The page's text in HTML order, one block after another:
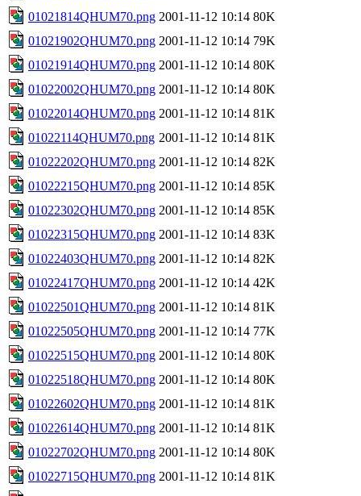
01021814QHUM70.png 2001-11-12 10:14 80K
01021902QHUM70.png 2001-11-12 10:14 79K
01021914QHUM70.png 2001-11-12 10:14 80K
01022002QHUM70.png 2001-11-12 10:14 80K
01022014QHUM70.png 2001-11-12 10:14 81K
01022114QHUM70.png 2001-11-12 10:14 81K
01022202QHUM70.png 2001-11-12 10:14 82K
01022215QHUM70.png 2001-11-12 10:14 85K
01022302QHUM70.png 2001-11-12 10:14 85K
01022315QHUM70.png 2001-11-12 10:14 83K
01022403QHUM70.png 2001-11-12 10:14 82K
01022417QHUM70.png 2001-11-12 10:14 42K
01022501QHUM70.png 2001-11-12 10:14 81K
01022505QHUM70.png 2001-11-12 10:14 77K
01022515QHUM70.png 2001-11-12 10:14 80K
01022518QHUM70.png 2001-11-12 10:14 80K
01022602QHUM70.png 2001-11-12 10:14 81K
01022614QHUM70.png 2001-11-12 10:14 81K
01022702QHUM70.png 2001-11-12 10:14 80K
01022715QHUM70.png 2001-11-12 10:14 81K